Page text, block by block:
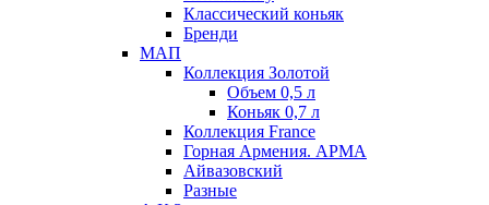
Классический коньяк
Бренди
МАП
Коллекция Золотой
Объем 0,5 л
Коньяк 0,7 л
Коллекция France
Горная Армения. АРМА
Айвазовский
Разные